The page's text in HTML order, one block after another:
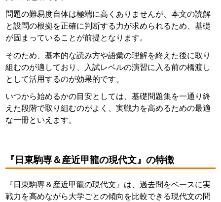
問題の難易度自体は極端に高くありませんが、本文の読解
と設問の根拠を正確に判断する力が求められるため、基礎
が固まっていることが前提となります。
そのため、基本的な読み方や語彙の理解を終えた後に取り
組むのが適しており、入試レベルの演習に入る前の橋渡し
として活用するのが効果的です。
いつから始めるかの目安としては、基礎問題集を一通り終
えた段階で取り組むのがよく、実戦力を高めるための最適
な一冊といえます。
『日東駒専＆産近甲龍の現代文』の特徴
『日東駒専＆産近甲龍の現代文』は、過去問をベースに実
戦力を高めながら大学ごとの傾向を比較できる現代文の問